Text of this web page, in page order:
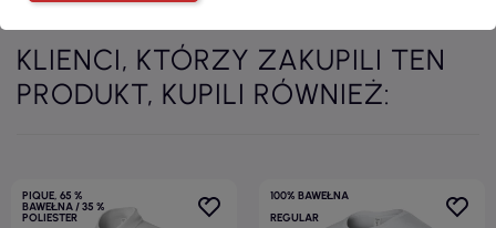
KLIENCI, KTÓRZY ZAKUPILI TEN
PRODUKT, KUPILI RÓWNIEŻ:
PIQUE, 65 %
BAWEŁNA / 35 %
POLIESTER
100% BAWEŁNA
REGULAR